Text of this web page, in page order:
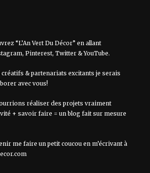
“L’An Vert Du Décor” en allant
, Pinterest, Twitter&YouTube.
& partenariats excitants je serais
avec vous!
réaliser des projets vraiment
+ savoir faire = un blog fait sur mesure
me faire un petit coucou en m’écrivant à